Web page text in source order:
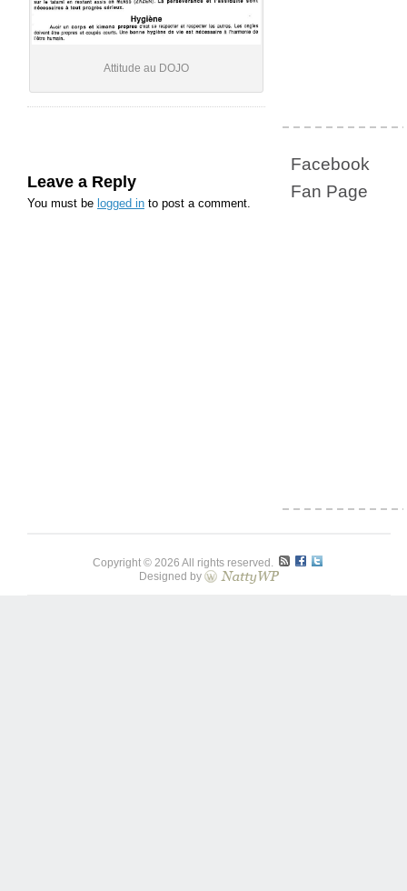
Attitude au DOJO
Leave a Reply
You must be logged in to post a comment.
Facebook
Fan Page
Copyright © 2026 All rights reserved.
Designed by